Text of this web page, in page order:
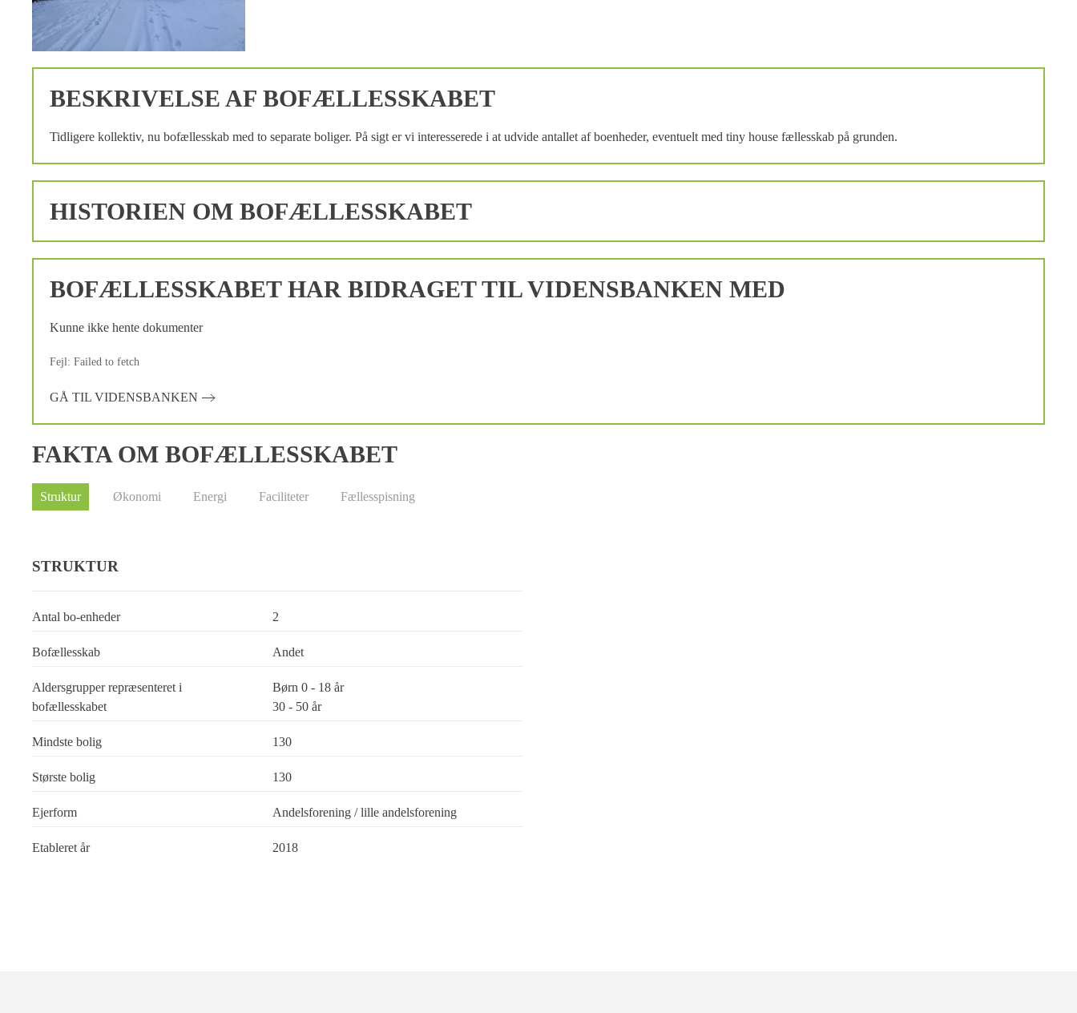
BESKRIVELSE AF BOFÆLLESSKABET
Tidligere kollektiv, nu bofællesskab med to separate boliger. På sigt er vi interesserede i at udvide antallet af boenheder, eventuelt med tiny house fællesskab på grunden.
HISTORIEN OM BOFÆLLESSKABET
BOFÆLLESSKABET HAR BIDRAGET TIL VIDENSBANKEN MED
Kunne ikke hente dokumenter
Fejl: Failed to fetch
GÅ TIL VIDENSBANKEN
FAKTA OM BOFÆLLESSKABET
Struktur Økonomi Energi Faciliteter Fællesspisning
STRUKTUR
Antal bo-enheder 2
Bofællesskab Andet
Aldersgrupper repræsenteret i
bofællesskabet
Børn 0 - 18 år
30 - 50 år
Mindste bolig 130
Største bolig 130
Ejerform Andelsforening / lille andelsforening
Etableret år 2018